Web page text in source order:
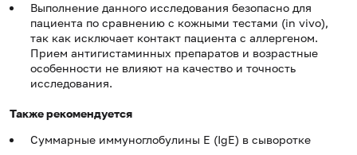
Выполнение данного исследования безопасно для
пациента по сравнению с кожными тестами (in vivo),
так как исключает контакт пациента с аллергеном.
Прием антигистаминных препаратов и возрастные
особенности не влияют на качество и точность
исследования.
Также рекомендуется
Суммарные иммуноглобулины E (IgE) в сыворотке